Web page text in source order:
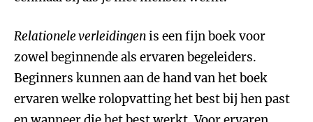
Relationele verleidingenis een fijn boek voor
zowel beginnende als ervaren begeleiders.
Beginners kunnen aan de hand van het boek
ervaren welke rolopvatting het best bij hen past